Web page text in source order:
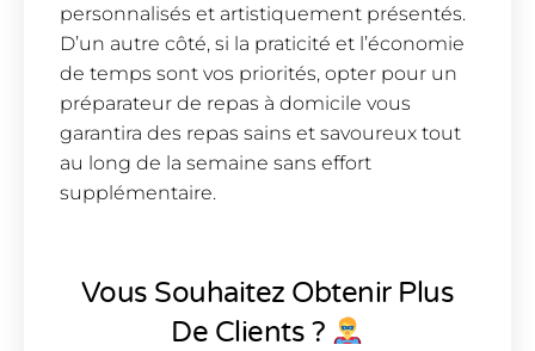
personnalisés et artistiquement présentés.
D’un autre côté, si la praticité et l’économie
de temps sont vos priorités, opter pour un
préparateur de repas à domicile vous
garantira des repas sains et savoureux tout
au long de la semaine sans effort
supplémentaire.
Vous Souhaitez Obtenir Plus
De Clients ?